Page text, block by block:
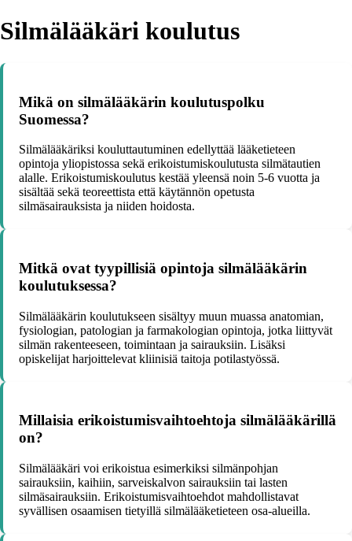
Silmälääkäri koulutus
Mikä on silmälääkärin koulutuspolku
Suomessa?
Silmälääkäriksi kouluttautuminen edellyttää lääketieteen
opintoja yliopistossa sekä erikoistumiskoulutusta silmätautien
alalle. Erikoistumiskoulutus kestää yleensä noin 5-6 vuotta ja
sisältää sekä teoreettista että käytännön opetusta
silmäsairauksista ja niiden hoidosta.
Mitkä ovat tyypillisiä opintoja silmälääkärin
koulutuksessa?
Silmälääkärin koulutukseen sisältyy muun muassa anatomian,
fysiologian, patologian ja farmakologian opintoja, jotka liittyvät
silmän rakenteeseen, toimintaan ja sairauksiin. Lisäksi
opiskelijat harjoittelevat kliinisiä taitoja potilastyössä.
Millaisia erikoistumisvaihtoehtoja silmälääkärillä
on?
Silmälääkäri voi erikoistua esimerkiksi silmänpohjan
sairauksiin, kaihiin, sarveiskalvon sairauksiin tai lasten
silmäsairauksiin. Erikoistumisvaihtoehdot mahdollistavat
syvällisen osaamisen tietyillä silmälääketieteen osa-alueilla.